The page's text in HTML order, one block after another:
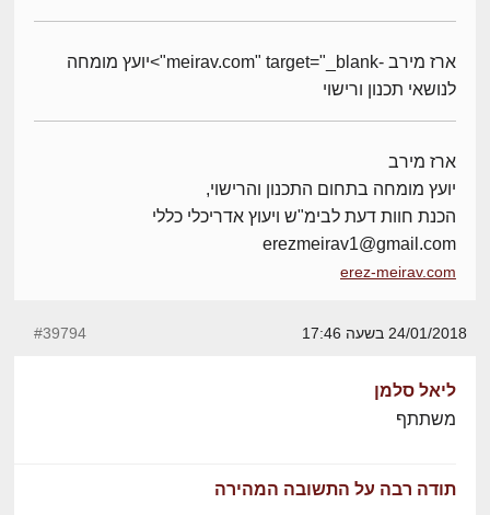
ארז מירב -meirav.com" target="_blank">יועץ מומחה
לנושאי תכנון ורישוי
ארז מירב
יועץ מומחה בתחום התכנון והרישוי,
הכנת חוות דעת לבימ"ש ויעוץ אדריכלי כללי
erezmeirav1@gmail.com
erez-meirav.com
24/01/2018 בשעה 17:46 #39794
ליאל סלמן
משתתף
תודה רבה על התשובה המהירה